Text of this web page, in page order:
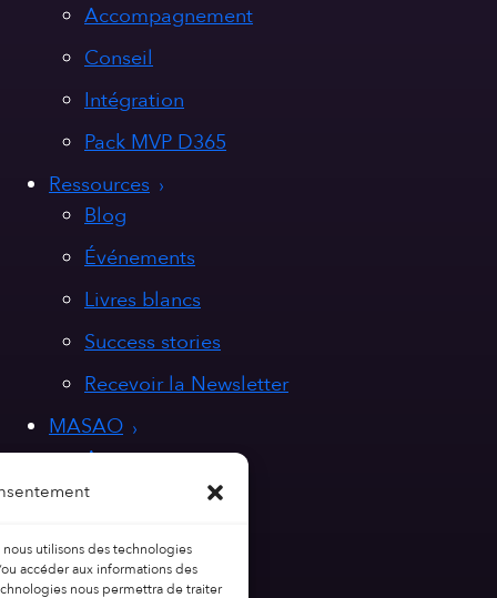
utilisons des technologies
accéder aux informations des
nous permettra de traiter
Accompagnement
Conseil
Intégration
Pack MVP D365
Ressources
Blog
Événements
Livres blancs
Success stories
Recevoir la Newsletter
MASAO
A propos
Nos valeurs
Nous rejoindre
Contact